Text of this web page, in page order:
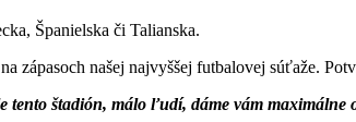
Španielska či Talianska.
našej najvyššej futbalovej súťaže.
štadión, málo ľudí, dáme vám maximálne